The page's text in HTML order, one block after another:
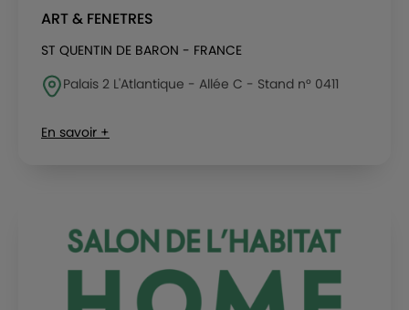
ART & FENETRES
ST QUENTIN DE BARON - FRANCE
Palais 2 L'Atlantique - Allée C - Stand n° 0411
En savoir +